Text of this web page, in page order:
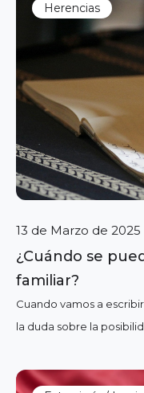
Herencias
13 de Marzo de 2025
¿Cuándo se
familiar?
Cuando vamos a
la duda sobre la